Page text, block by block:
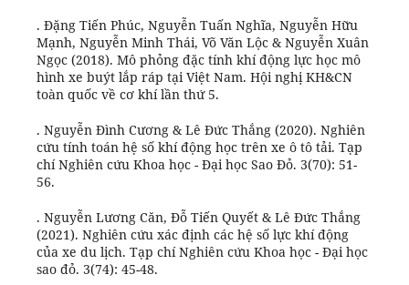
. Đặng Tiến Phúc, Nguyễn Tuấn Nghĩa, Nguyễn Hữu
Mạnh, Nguyễn Minh Thái, Võ Văn Lộc & Nguyễn Xuân
Ngọc (2018). Mô phỏng đặc tính khí động lực học mô
hình xe buýt lắp ráp tại Việt Nam. Hội nghị KH&CN
toàn quốc về cơ khí lần thứ 5.
. Nguyễn Đình Cương & Lê Đức Thắng (2020). Nghiên
cứu tính toán hệ số khí động học trên xe ô tô tải. Tạp
chí Nghiên cứu Khoa học - Đại học Sao Đỏ. 3(70): 51-
56.
. Nguyễn Lương Căn, Đỗ Tiến Quyết & Lê Đức Thắng
(2021). Nghiên cứu xác định các hệ số lực khí động
của xe du lịch. Tạp chí Nghiên cứu Khoa học - Đại học
sao đỏ. 3(74): 45-48.